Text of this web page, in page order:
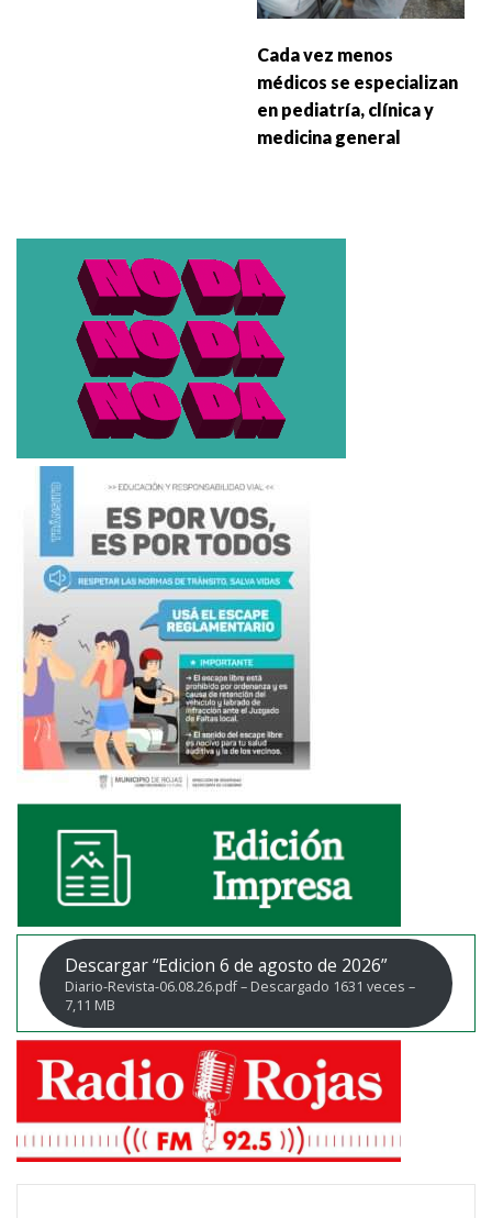
Cada vez menos
médicos se especializan
en pediatría, clínica y
medicina general
Descargar “Edicion 6 de agosto de 2026”
Diario-Revista-06.08.26.pdf – Descargado 1631 veces –
7,11 MB